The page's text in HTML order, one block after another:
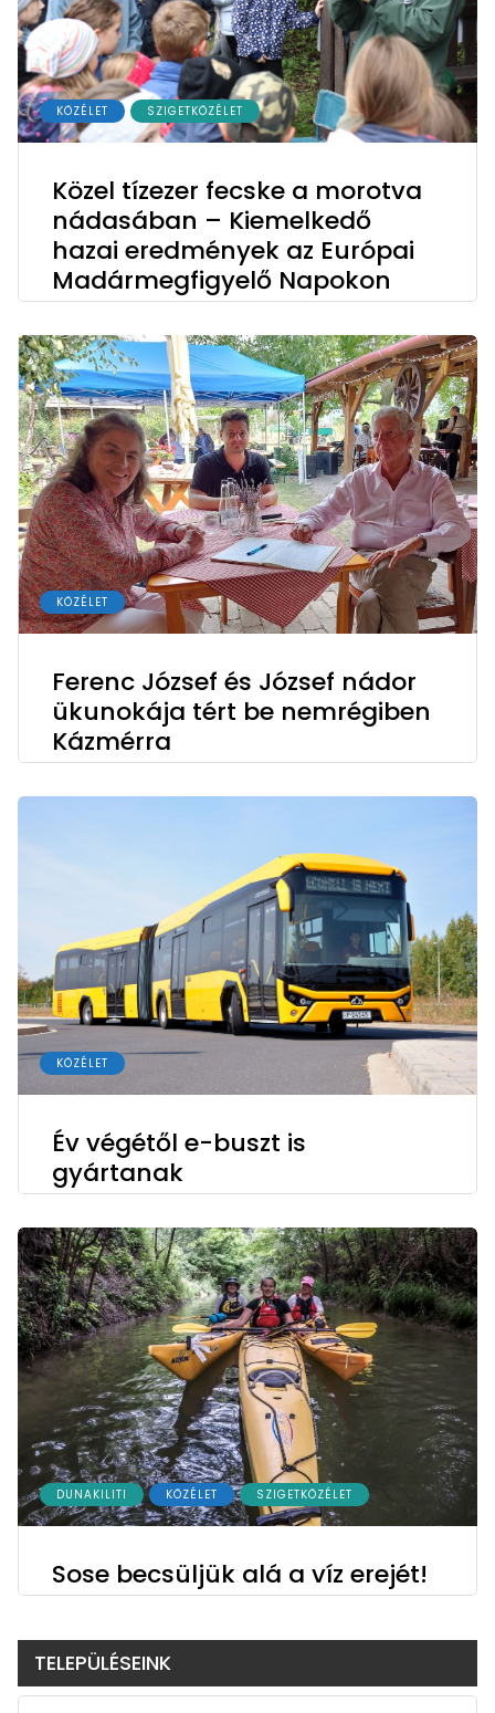
KÖZÉLET SZIGETKÖZÉLET
Közel tízezer fecske a morotva
nádasában – Kiemelkedő
hazai eredmények az Európai
Madármegfigyelő Napokon
KÖZÉLET
Ferenc József és József nádor
ükunokája tért be nemrégiben
Kázmérra
KÖZÉLET
Év végétől e-buszt is
gyártanak
DUNAKILITI KÖZÉLET SZIGETKÖZÉLET
Sose becsüljük alá a víz erejét!
TELEPÜLÉSEINK